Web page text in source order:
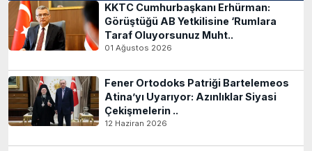
KKTC Cumhurbaşkanı Erhürman:
Görüştüğü AB Yetkilisine ‘Rumlara
Taraf Oluyorsunuz Muht..
01 Ağustos 2026
Fener Ortodoks Patriği Bartelemeos
Atina’yı Uyarıyor: Azınlıklar Siyasi
Çekişmelerin ..
12 Haziran 2026